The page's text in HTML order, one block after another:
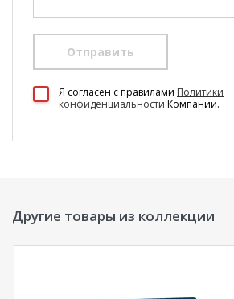
Отправить
Я согласен c правилами Политики
конфиденциальности Компании.
Другие товары из коллекции